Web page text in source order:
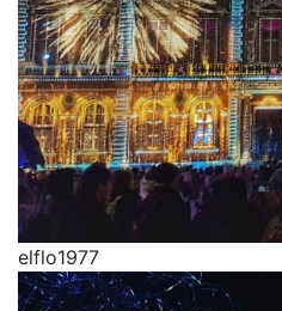
elflo1977